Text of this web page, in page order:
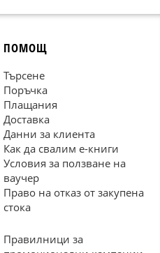
ПОМОЩ
Търсене
Поръчка
Плащания
Доставка
Данни за клиента
Как да свалим е-книги
Условия за ползване на
ваучер
Право на отказ от закупена
стока
Правилници за